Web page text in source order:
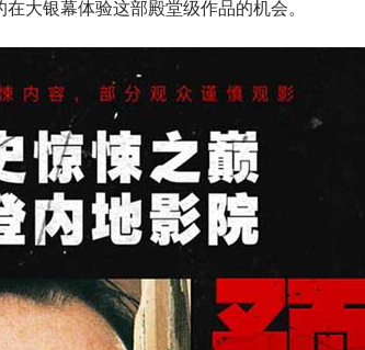
大银幕体验这部殿堂级作品的机会。